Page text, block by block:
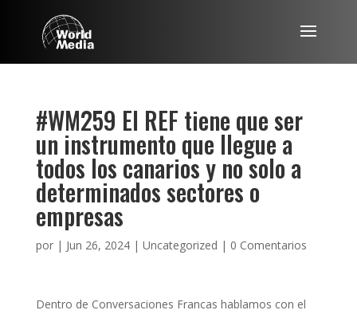
#WM259 El REF tiene que ser
un instrumento que llegue a
todos los canarios y no solo a
determinados sectores o
empresas
por | Jun 26, 2024| Uncategorized | 0 Comentarios
Dentro de Conversaciones Francas hablamos con el